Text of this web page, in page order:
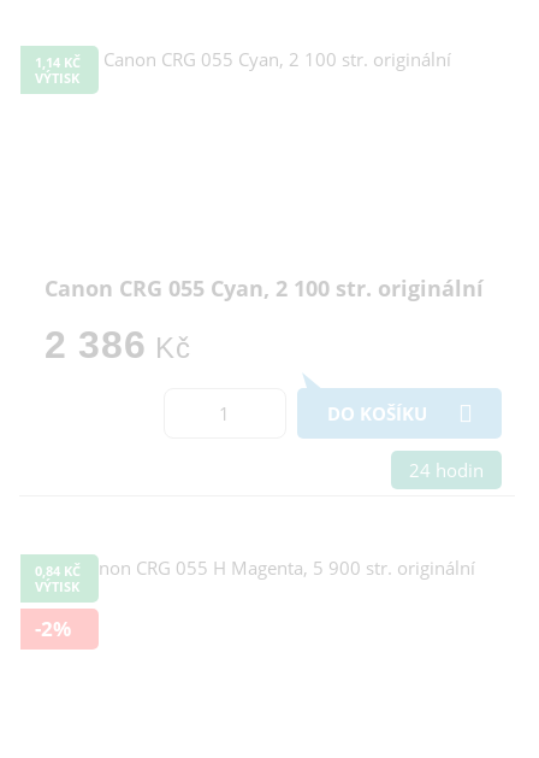
1,14 KČ
VÝTISK
Canon CRG 055 Cyan, 2 100 str. originální
2 386 Kč
DO KOŠÍKU
24 hodin
0,84 KČ
VÝTISK
-2%